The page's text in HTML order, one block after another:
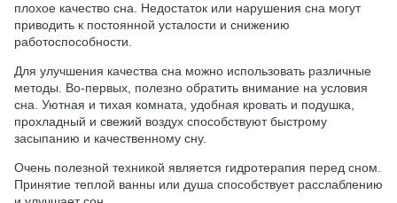
плохое качество сна. Недостаток или нарушения сна могут
приводить к постоянной усталости и снижению
работоспособности.
Для улучшения качества сна можно использовать различные
методы. Во-первых, полезно обратить внимание на условия
сна. Уютная и тихая комната, удобная кровать и подушка,
прохладный и свежий воздух способствуют быстрому
засыпанию и качественному сну.
Очень полезной техникой является гидротерапия перед сном.
Принятие теплой ванны или душа способствует расслаблению